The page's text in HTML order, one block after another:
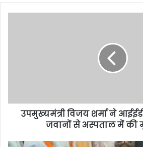
उपमुख्यमंत्री विजय शर्मा ने
जवानों से अस्पताल में की